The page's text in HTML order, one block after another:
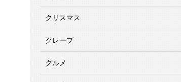
クリスマス
クレープ
グルメ